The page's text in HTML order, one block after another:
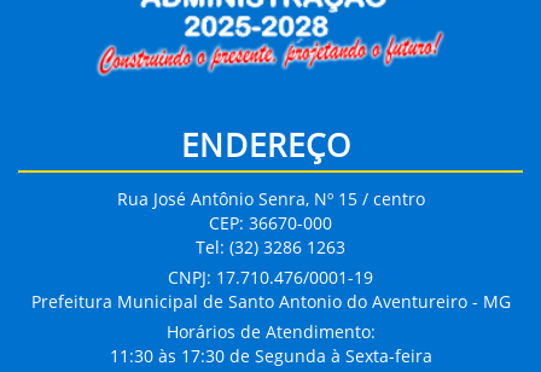
ENDEREÇO
Rua José Antônio Senra, Nº 15 / centro
CEP: 36670-000
Tel: (32) 3286 1263
CNPJ: 17.710.476/0001-19
Prefeitura Municipal de Santo Antonio do Aventureiro - MG
Horários de Atendimento:
11:30 às 17:30 de Segunda à Sexta-feira